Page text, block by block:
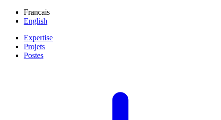
Francais
English
Expertise
Projets
Postes